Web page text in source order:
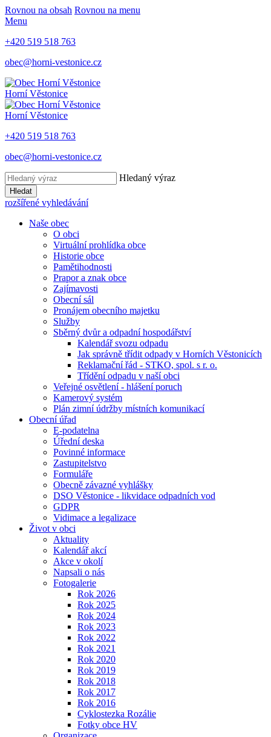
Rovnou na obsah Rovnou na menu
Menu
+420 519 518 763
obec@horni-vestonice.cz
Horní Věstonice
Horní Věstonice
+420 519 518 763
obec@horni-vestonice.cz
Hledaný výraz
Hledat
rozšířené vyhledávání
Naše obec
O obci
Virtuální prohlídka obce
Historie obce
Pamětihodnosti
Prapor a znak obce
Zajímavosti
Obecní sál
Pronájem obecního majetku
Služby
Sběrný dvůr a odpadní hospodářství
Kalendář svozu odpadu
Jak správně třídit odpady v Horních Věstonicích
Reklamační řád - STKO, spol. s r. o.
Třídění odpadu v naší obci
Veřejné osvětlení - hlášení poruch
Kamerový systém
Plán zimní údržby místních komunikací
Obecní úřad
E-podatelna
Úřední deska
Povinné informace
Zastupitelstvo
Formuláře
Obecně závazné vyhlášky
DSO Věstonice - likvidace odpadních vod
GDPR
Vidimace a legalizace
Život v obci
Aktuality
Kalendář akcí
Akce v okolí
Napsali o nás
Fotogalerie
Rok 2026
Rok 2025
Rok 2024
Rok 2023
Rok 2022
Rok 2021
Rok 2020
Rok 2019
Rok 2018
Rok 2017
Rok 2016
Cyklostezka Rozálie
Fotky obce HV